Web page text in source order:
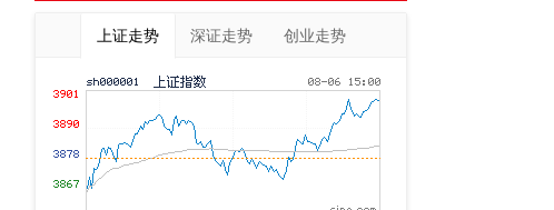
上证走势 深证走势 创业走势